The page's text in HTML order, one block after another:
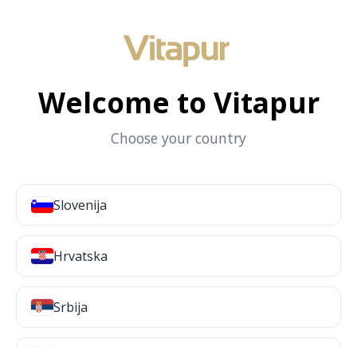
Welcome to Vitapur
Choose your country
Slovenija
Hrvatska
Srbija